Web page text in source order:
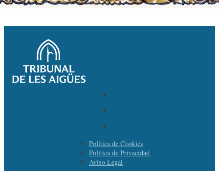
Política de Cookies
Política de Privacidad
Aviso Legal